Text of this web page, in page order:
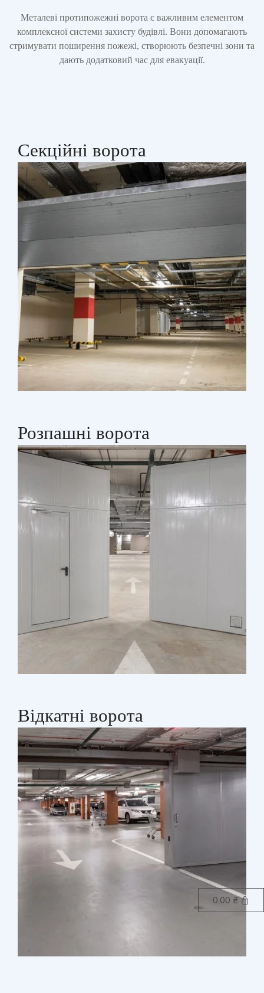
Металеві протипожежні ворота є важливим елементом
комплексної системи захисту будівлі. Вони допомагають
стримувати поширення пожежі, створюють безпечні зони та
дають додатковий час для евакуації.
Секційні ворота
Розпашні ворота
Відкатні ворота
0,00 ₴